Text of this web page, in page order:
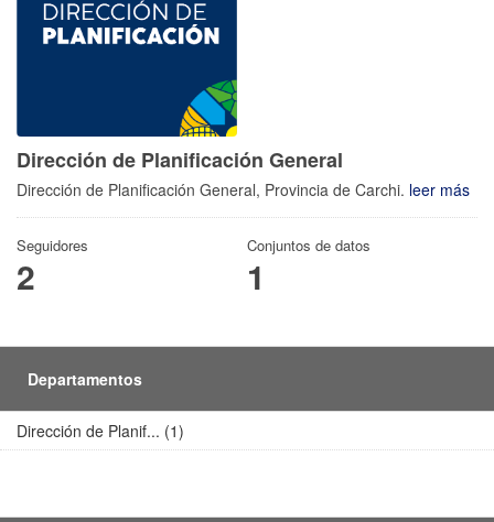
Dirección de Planificación General
Dirección de Planificación General, Provincia de Carchi. leer más
Seguidores
2
Conjuntos de datos
1
Departamentos
Dirección de Planif... (1)